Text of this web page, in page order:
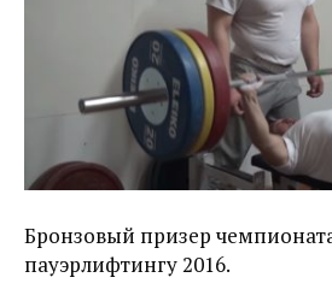
Бронзовый призер
пауэрлифтингу 2016.